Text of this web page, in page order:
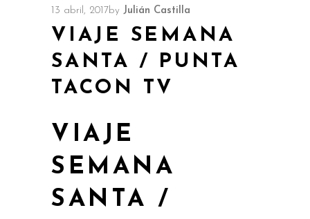
13 abril, 2017 by Julián Castilla
VIAJE SEMANA
SANTA / PUNTA
TACON TV
VIAJE
SEMANA
SANTA /